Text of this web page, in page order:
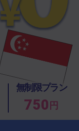
無制限プラン
750 円